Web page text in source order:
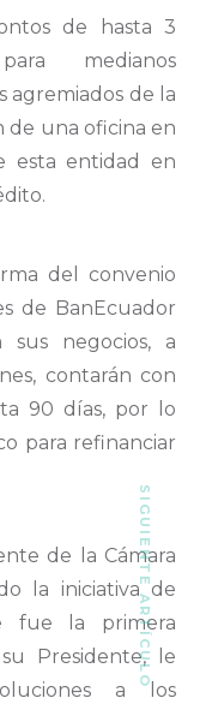
de hasta 3
medianos
agremiados de la
de una oficina en
esta entidad en
del convenio
de BanEcuador
negocios, a
contarán con
90 días, por lo
para refinanciar
de la Cámara
la iniciativa de
fue la primera
Presidente, le
a los
SIGUIENTE ARTÍCULO